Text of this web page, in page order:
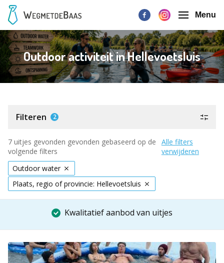
Menu
Outdoor activiteit in Hellevoetsluis
Filteren 2
7 uitjes gevonden gevonden gebaseerd op de
volgende filters
Alle filters
verwijderen
Outdoor water
Plaats, regio of provincie: Hellevoetsluis
Kwalitatief aanbod van uitjes